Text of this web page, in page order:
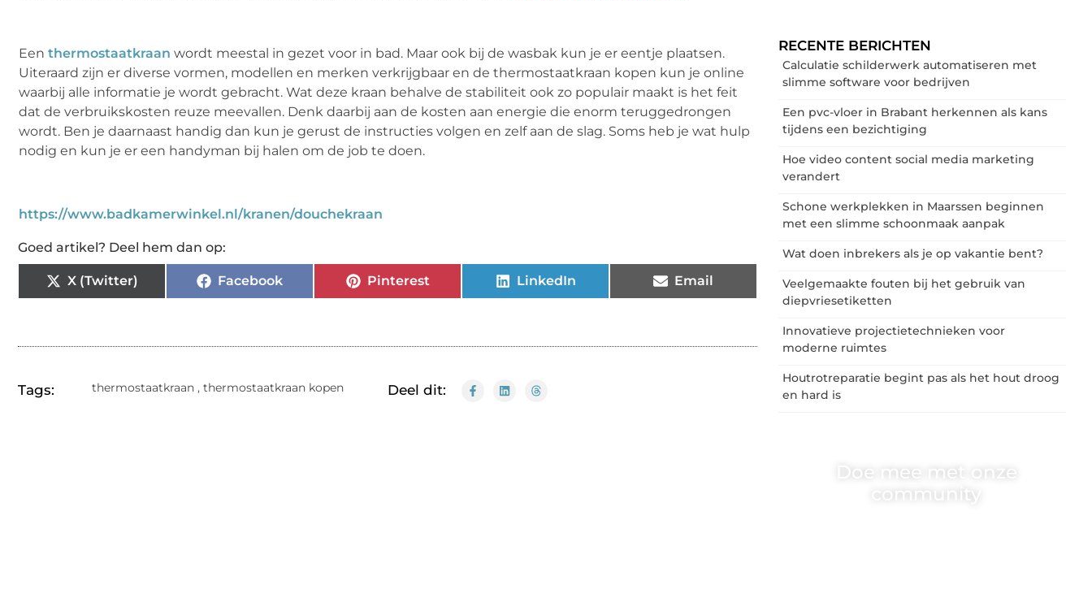
Een thermostaatkraan wordt meestal in gezet voor in bad. Maar ook bij de wasbak kun je er eentje plaatsen.
Uiteraard zijn er diverse vormen, modellen en merken verkrijgbaar en de thermostaatkraan kopen kun je online
waarbij alle informatie je wordt gebracht. Wat deze kraan behalve de stabiliteit ook zo populair maakt is het feit
dat de verbruikskosten reuze meevallen. Denk daarbij aan de kosten aan energie die enorm teruggedrongen
wordt. Ben je daarnaast handig dan kun je gerust de instructies volgen en zelf aan de slag. Soms heb je wat hulp
nodig en kun je er een handyman bij halen om de job te doen.
https://www.badkamerwinkel.nl/kranen/douchekraan
Goed artikel? Deel hem dan op:
X (Twitter) Facebook Pinterest LinkedIn Email
Tags: thermostaatkraan , thermostaatkraan kopen Deel dit:
RECENTE BERICHTEN
Calculatie schilderwerk automatiseren met
slimme software voor bedrijven
Een pvc-vloer in Brabant herkennen als kans
tijdens een bezichtiging
Hoe video content social media marketing
verandert
Schone werkplekken in Maarssen beginnen
met een slimme schoonmaak aanpak
Wat doen inbrekers als je op vakantie bent?
Veelgemaakte fouten bij het gebruik van
diepvriesetiketten
Innovatieve projectietechnieken voor
moderne ruimtes
Houtrotreparatie begint pas als het hout droog
en hard is
Doe mee met onze
community